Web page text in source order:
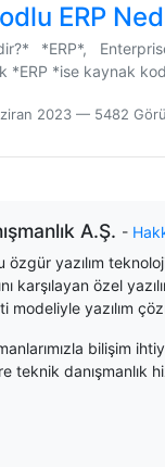
ERP
*ERP*,
*ERP *ise kaynak
2023 — 5482
A.Ş. -
özgür yazılım
karşılayan özel
modeliyle yazılım
bilişim
teknik danışmanlık